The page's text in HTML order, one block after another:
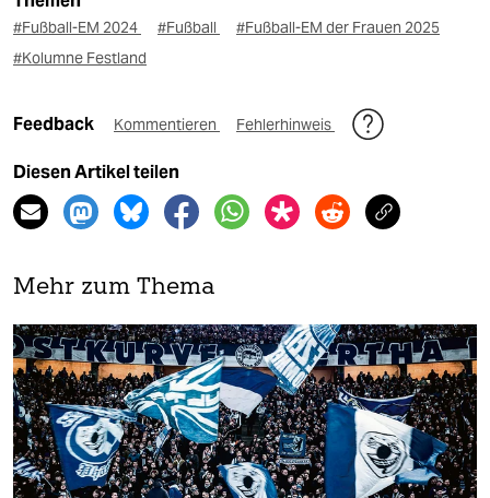
#Fußball-EM 2024 #Fußball
#Fußball-EM der Frauen 2025
#Kolumne Festland
Feedback Kommentieren Fehlerhinweis
Diesen Artikel teilen
Mehr zum Thema